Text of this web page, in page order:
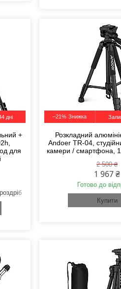
дні
+
для
–21%
Розкладний
Andoer TR-04,
камери / смартфона,
2 500 ₴
1 967 ₴
Готово до
Купити